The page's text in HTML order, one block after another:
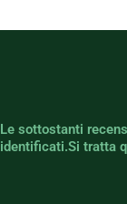
Le sottostanti
identificati.Si tratta